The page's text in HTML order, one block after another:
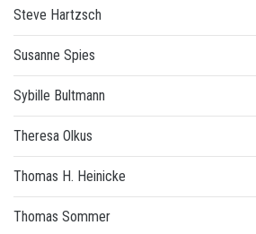
Steve Hartzsch
Susanne Spies
Sybille Bultmann
Theresa Olkus
Thomas H. Heinicke
Thomas Sommer